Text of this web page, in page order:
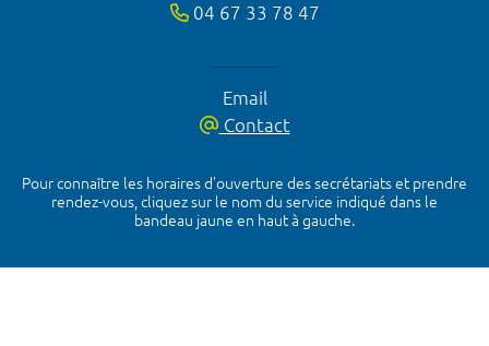
04 67 33 78 47
Email
Contact
Pour connaître les horaires d’ouverture des secrétariats et prendre
rendez-vous, cliquez sur le nom du service indiqué dans le
bandeau jaune en haut à gauche.